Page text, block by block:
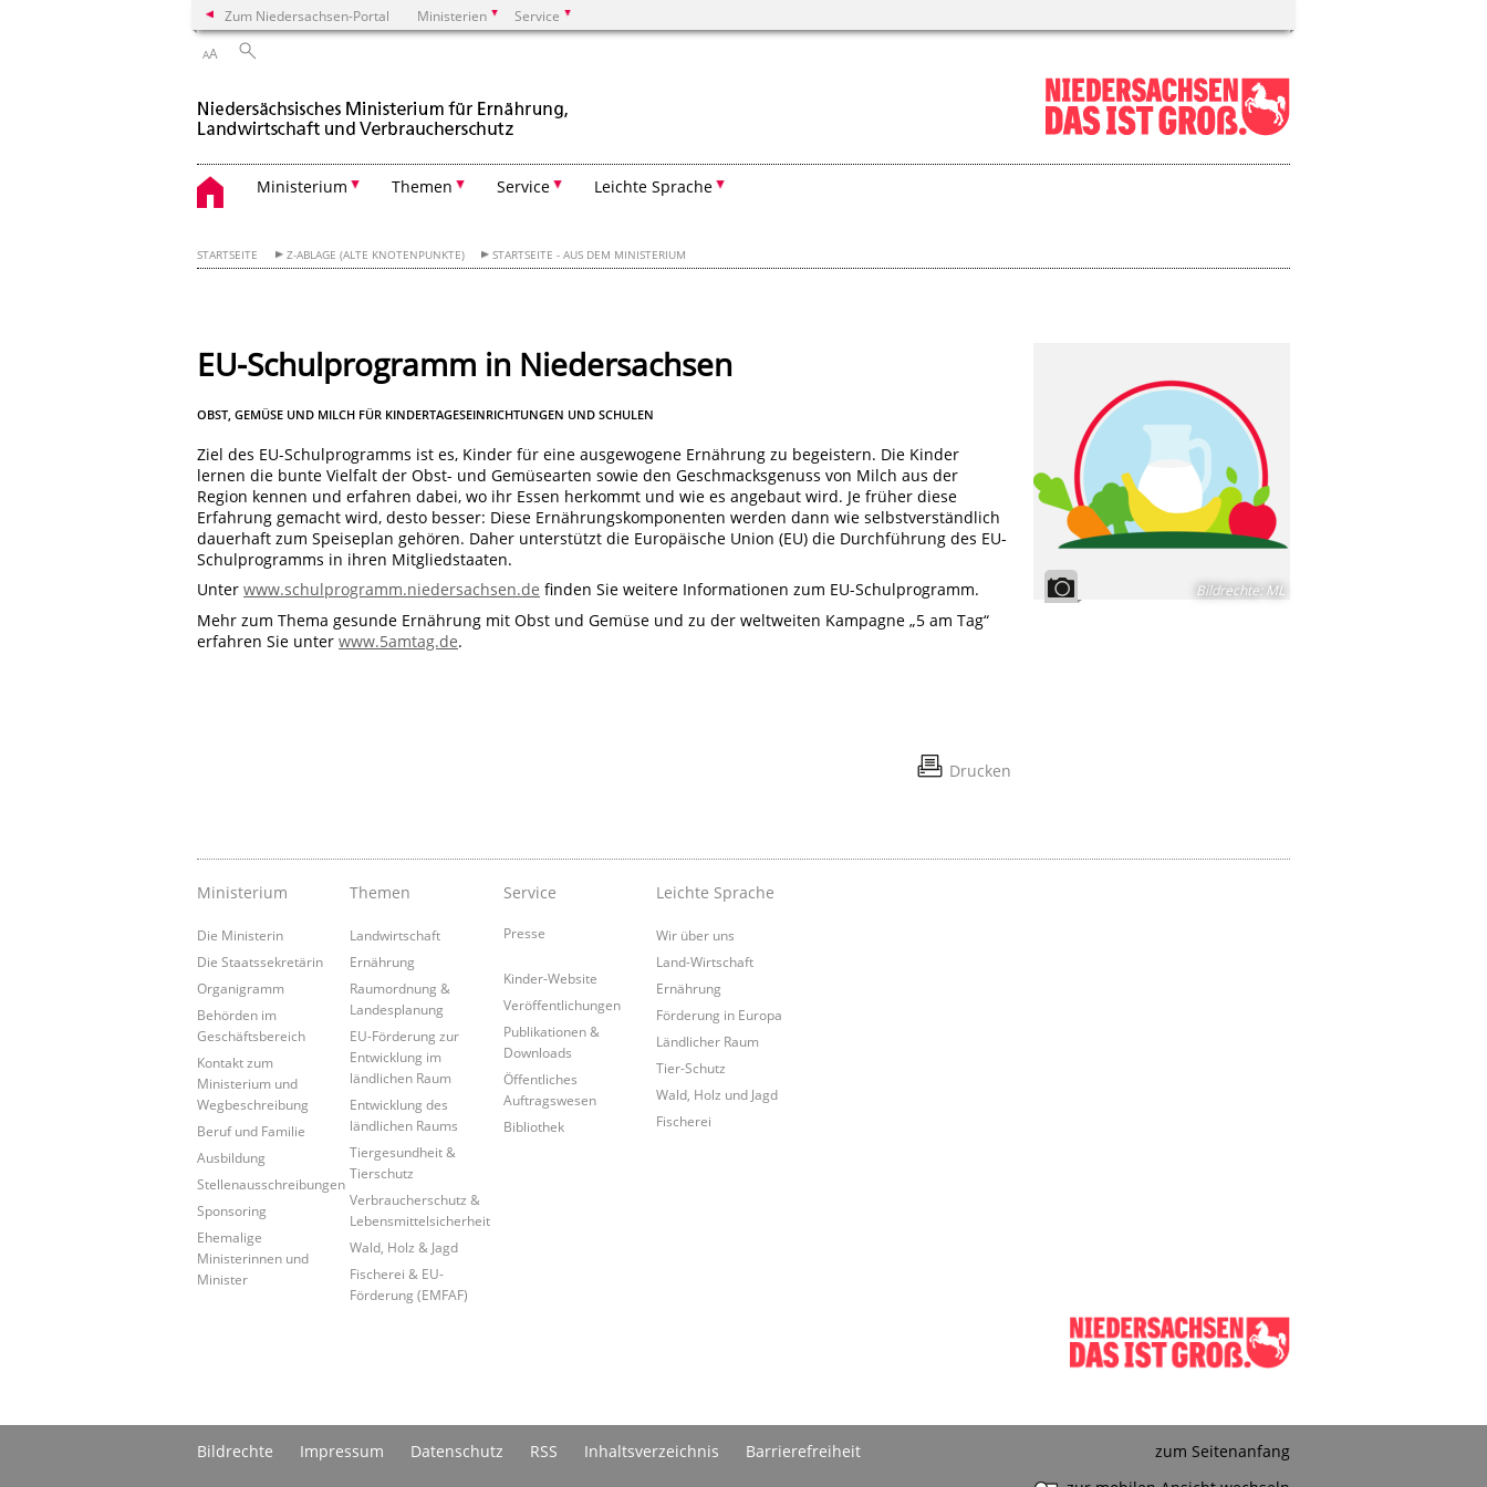
Zum Niedersachsen-Portal Ministerien Service
AA
Ministerium Themen Service Leichte Sprache
STARTSEITE Z-ABLAGE (ALTE KNOTENPUNKTE) STARTSEITE - AUS DEM MINISTERIUM
EU-Schulprogramm in Niedersachsen
OBST, GEMÜSE UND MILCH FÜR KINDERTAGESEINRICHTUNGEN UND SCHULEN
Ziel des EU-Schulprogramms ist es, Kinder für eine ausgewogene Ernährung zu begeistern. Die Kinder
lernen die bunte Vielfalt der Obst- und Gemüsearten sowie den Geschmacksgenuss von Milch aus der
Region kennen und erfahren dabei, wo ihr Essen herkommt und wie es angebaut wird. Je früher diese
Erfahrung gemacht wird, desto besser: Diese Ernährungskomponenten werden dann wie selbstverständlich
dauerhaft zum Speiseplan gehören. Daher unterstützt die Europäische Union (EU) die Durchführung des EU-
Schulprogramms in ihren Mitgliedstaaten.
Unter www.schulprogramm.niedersachsen.de finden Sie weitere Informationen zum EU-Schulprogramm.
Mehr zum Thema gesunde Ernährung mit Obst und Gemüse und zu der weltweiten Kampagne „5 am Tag“
erfahren Sie unter www.5amtag.de.
Drucken
Bildrechte: ML
Ministerium
Die Ministerin
Die Staatssekretärin
Organigramm
Behörden im
Geschäftsbereich
Kontakt zum
Ministerium und
Wegbeschreibung
Beruf und Familie
Ausbildung
Stellenausschreibungen
Sponsoring
Ehemalige
Ministerinnen und
Minister
Themen
Landwirtschaft
Ernährung
Raumordnung &
Landesplanung
EU-Förderung zur
Entwicklung im
ländlichen Raum
Entwicklung des
ländlichen Raums
Tiergesundheit &
Tierschutz
Verbraucherschutz &
Lebensmittelsicherheit
Wald, Holz & Jagd
Fischerei & EU-
Förderung (EMFAF)
Service
Presse
Kinder-Website
Veröffentlichungen
Publikationen &
Downloads
Öffentliches
Auftragswesen
Bibliothek
Leichte Sprache
Wir über uns
Land-Wirtschaft
Ernährung
Förderung in Europa
Ländlicher Raum
Tier-Schutz
Wald, Holz und Jagd
Fischerei
Bildrechte Impressum Datenschutz RSS Inhaltsverzeichnis Barrierefreiheit
zum Seitenanfang